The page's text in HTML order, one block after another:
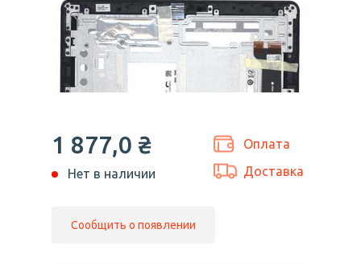
1 877,0 ₴
Нет в наличии
Сообщить о появлении
Оплата
Доставка